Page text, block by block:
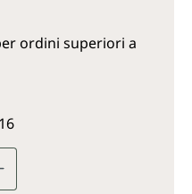
ordini superiori a
del prodotto: